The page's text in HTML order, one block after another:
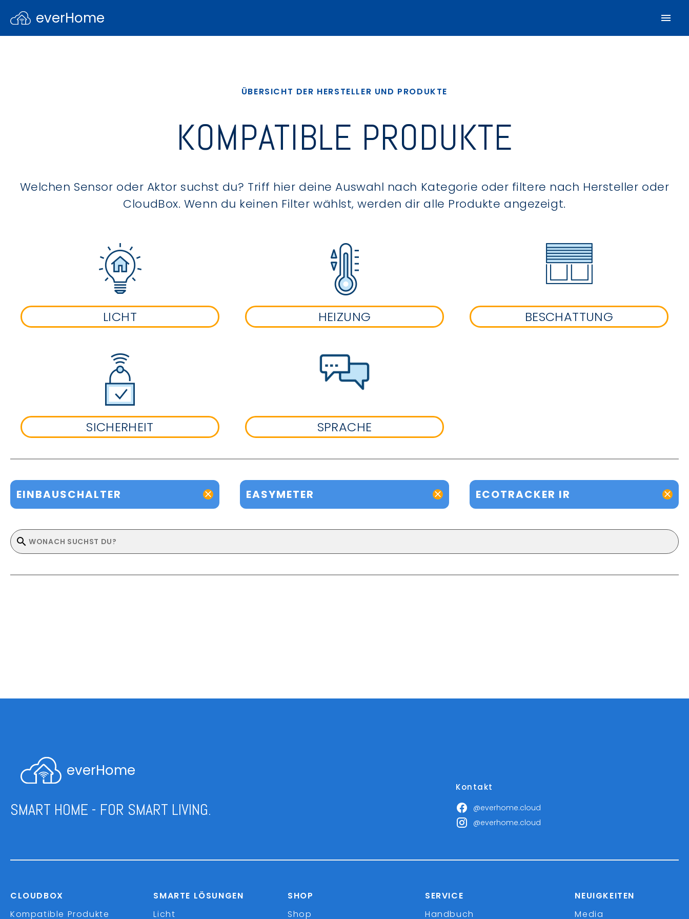
everHome
ÜBERSICHT DER HERSTELLER UND PRODUKTE
KOMPATIBLE PRODUKTE
Welchen Sensor oder Aktor suchst du? Triff hier deine Auswahl nach Kategorie oder filtere nach Hersteller oder
CloudBox. Wenn du keinen Filter wählst, werden dir alle Produkte angezeigt.
LICHT HEIZUNG BESCHATTUNG
SICHERHEIT SPRACHE
EINBAUSCHALTER EASYMETER ECOTRACKER IR
everHome
SMART HOME - FOR SMART LIVING.
Kontakt
@everhome.cloud
@everhome.cloud
CLOUDBOX
Kompatible Produkte
SMARTE LÖSUNGEN
Licht
SHOP
Shop
SERVICE
Handbuch
NEUIGKEITEN
Media